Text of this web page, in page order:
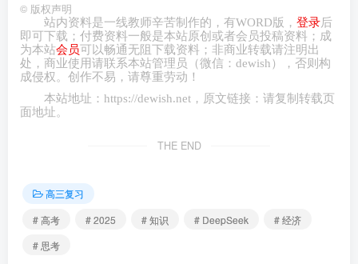
© 版权声明
站内资料是一线教师辛苦制作的，有WORD版， 登录后
即可下载；付费资料一般是本站原创或者会员投稿资料；成
为本站会员可以畅通无阻下载资料；非商业转载请注明出
处，商业使用请联系本站管理员（微信： dewish ），否则构
成侵权。创作不易，请尊重劳动！
本站地址： https://dewish.net ，原文链接：请复制转载页
面地址。
THE END
高三复习
# 高考
# 2025 # 知识 # DeepSeek
# 经济
# 思考